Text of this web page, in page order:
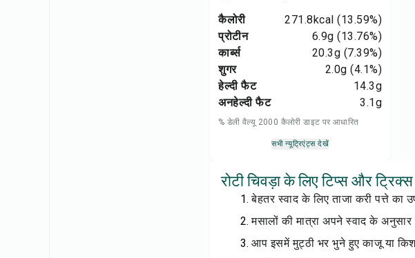
कैलोरी 271.8kcal (13.59%)
प्रोटीन
6.9g (13.76%)
कार्ब्स
20.3g (7.39%)
शुगर
2.0g (4.1%)
हेल्दी फैट
14.3g
अनहेल्दी फैट
3.1g
% डेली वैल्यू 2000 कैलोरी डाइट पर आधारित
सभी न्यूट्रिएंट्स देखें
रोटी चिवड़ा के लिए टिप्स और ट्रिक्स
बेहतर स्वाद के लिए ताजा करी पत्ते का
मसालों की मात्रा अपने स्वाद के अनुसार
आप इसमें मुट्ठी भर भुने हुए काजू या